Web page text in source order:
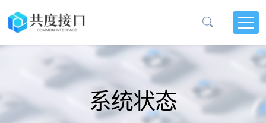
系统状态